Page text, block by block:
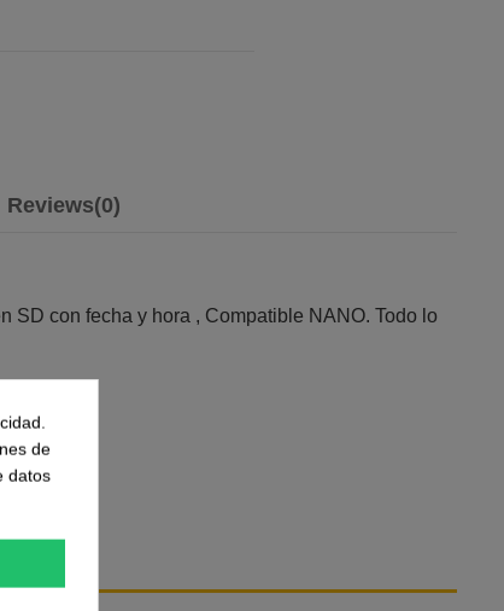
Reviews(0)
SD con fecha y hora , Compatible NANO. Todo lo
de
datos